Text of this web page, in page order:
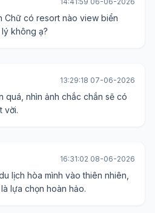
Chữ có resort nào view biển
không ạ?
13:29:18 07-06-2026
quá, nhìn ảnh chắc chắn sẽ có
vời.
16:31:02 08-06-2026
lịch hòa mình vào thiên nhiên,
lựa chọn hoàn hảo.